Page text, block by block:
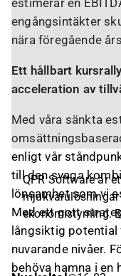
estimerar en
engångsintäkter
nära föregående
Ett hållbart
acceleration av
Med våra sänkta
enligt vår
till den svaga
lönsamhet som vi
Med ett gott
långsiktig
nuvarande nivåer.
behöva hamna i
QPR Software är
ekonomistyrning.
produkter och
analysera och